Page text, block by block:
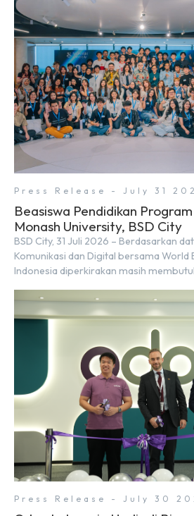
Understanding (MoU) oleh Bayu Seto
Ventures) dan Kosuke Kawata […]
Press Release - July 31
Beasiswa Pendidikan
Monash University, BSD City
BSD City, 31 Juli 2026 – Berdasarkan
Komunikasi dan Digital bersama World
Indonesia diperkirakan masih
tenaga digital baru setiap tahunnya
percepatan transformasi digital di
Kebutuhan tersebut menjadikan
Press Release - July 30